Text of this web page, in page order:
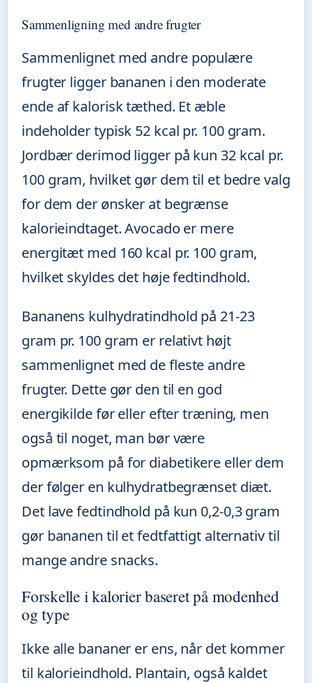
Sammenligning med andre frugter
Sammenlignet med andre populære
frugter ligger bananen i den moderate
ende af kalorisk tæthed. Et æble
indeholder typisk 52 kcal pr. 100 gram.
Jordbær derimod ligger på kun 32 kcal pr.
100 gram, hvilket gør dem til et bedre valg
for dem der ønsker at begrænse
kalorieindtaget. Avocado er mere
energitæt med 160 kcal pr. 100 gram,
hvilket skyldes det høje fedtindhold.
Bananens kulhydratindhold på 21-23
gram pr. 100 gram er relativt højt
sammenlignet med de fleste andre
frugter. Dette gør den til en god
energikilde før eller efter træning, men
også til noget, man bør være
opmærksom på for diabetikere eller dem
der følger en kulhydratbegrænset diæt.
Det lave fedtindhold på kun 0,2-0,3 gram
gør bananen til et fedtfattigt alternativ til
mange andre snacks.
Forskelle i kalorier baseret på modenhed
og type
Ikke alle bananer er ens, når det kommer
til kalorieindhold. Plantain, også kaldet